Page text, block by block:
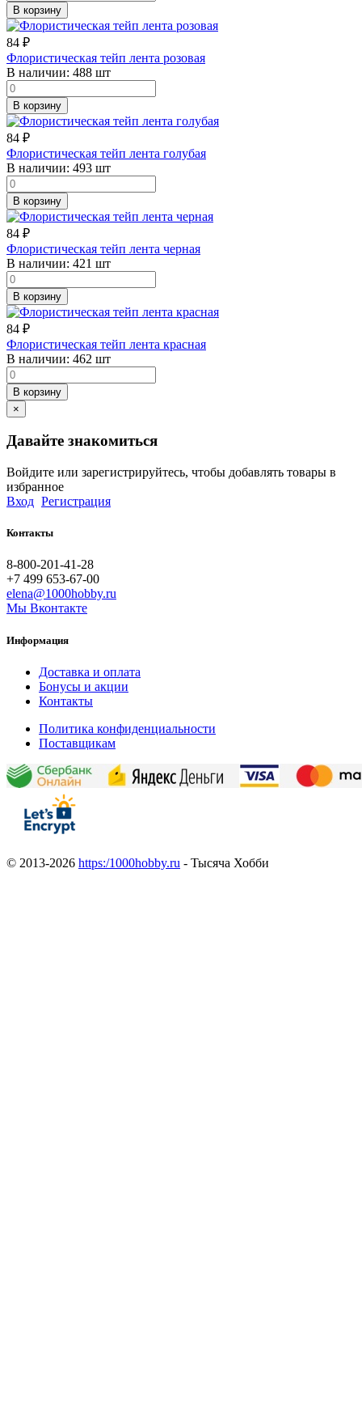
В корзину
84 ₽
Флористическая тейп лента розовая
В наличии: 488 шт
В корзину
84 ₽
Флористическая тейп лента голубая
В наличии: 493 шт
В корзину
84 ₽
Флористическая тейп лента черная
В наличии: 421 шт
В корзину
84 ₽
Флористическая тейп лента красная
В наличии: 462 шт
В корзину
×
Давайте знакомиться
Войдите или зарегистрируйтесь, чтобы добавлять товары в
избранное
Вход Регистрация
Контакты
8-800-201-41-28
+7 499 653-67-00
elena@1000hobby.ru
Мы Вконтакте
Информация
Доставка и оплата
Бонусы и акции
Контакты
Политика конфиденциальности
Поставщикам
© 2013-2026 https:/1000hobby.ru - Тысяча Хобби